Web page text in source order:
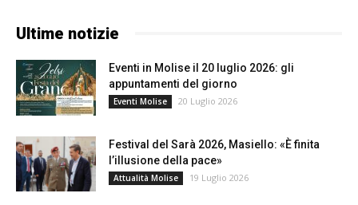
Ultime notizie
Eventi in Molise il 20 luglio 2026: gli
appuntamenti del giorno
Eventi Molise 20 Luglio 2026
Festival del Sarà 2026, Masiello: «È finita
l’illusione della pace»
Attualità Molise 19 Luglio 2026